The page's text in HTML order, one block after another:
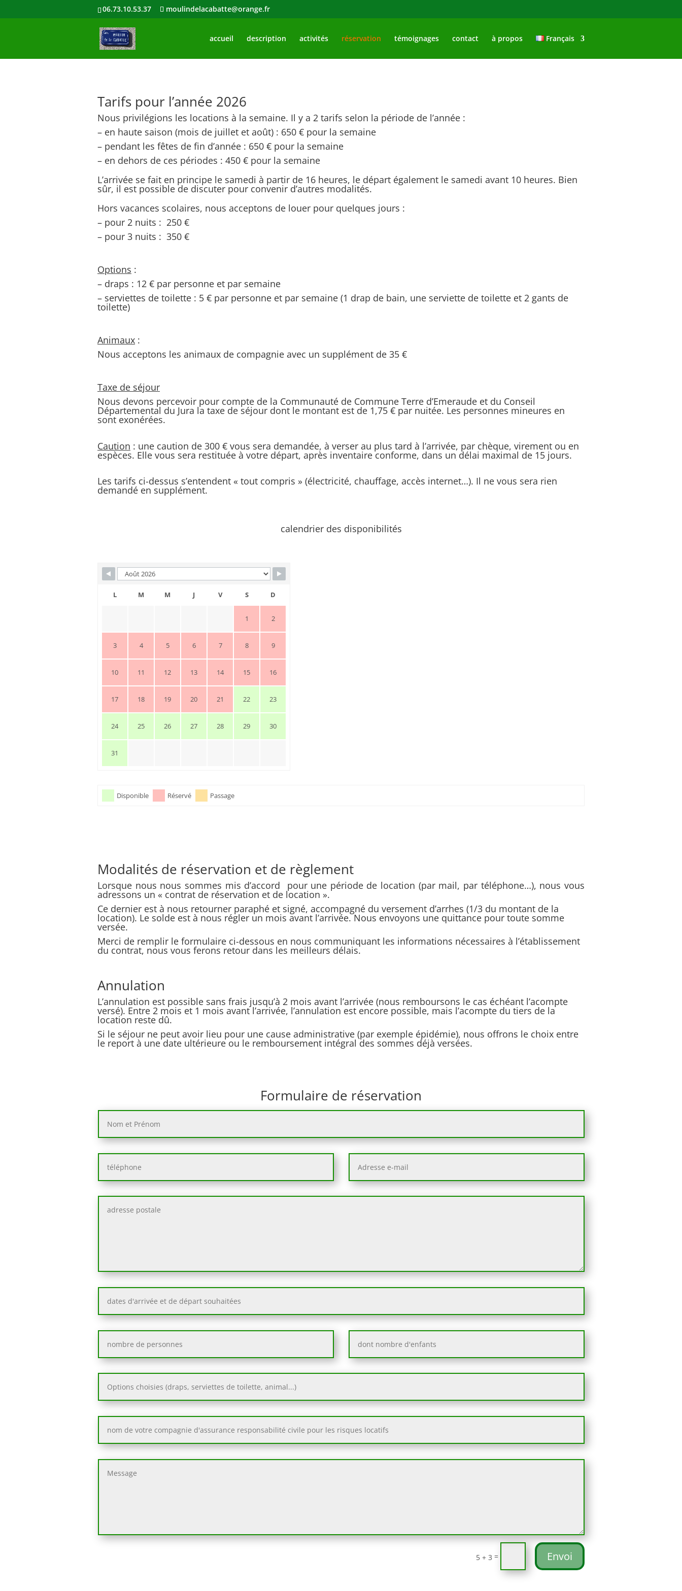
06.73.10.53.37 moulindelacabatte@orange.fr
accueil description activités réservation témoignages contact à propos Français
Tarifs pour l’année 2026
Nous privilégions les locations à la semaine. Il y a 2 tarifs selon la période de l’année :
– en haute saison (mois de juillet et août) : 650 € pour la semaine
– pendant les fêtes de fin d’année : 650 € pour la semaine
– en dehors de ces périodes : 450 € pour la semaine
L’arrivée se fait en principe le samedi à partir de 16 heures, le départ également le samedi avant 10 heures. Bien
sûr, il est possible de discuter pour convenir d’autres modalités.
Hors vacances scolaires, nous acceptons de louer pour quelques jours :
– pour 2 nuits : 250 €
– pour 3 nuits : 350 €
Options :
– draps : 12 € par personne et par semaine
– serviettes de toilette : 5 € par personne et par semaine (1 drap de bain, une serviette de toilette et 2 gants de
toilette)
Animaux :
Nous acceptons les animaux de compagnie avec un supplément de 35 €
Taxe de séjour
Nous devons percevoir pour compte de la Communauté de Commune Terre d’Emeraude et du Conseil
Départemental du Jura la taxe de séjour dont le montant est de 1,75 € par nuitée. Les personnes mineures en
sont exonérées.
Caution : une caution de 300 € vous sera demandée, à verser au plus tard à l’arrivée, par chèque, virement ou en
espèces. Elle vous sera restituée à votre départ, après inventaire conforme, dans un délai maximal de 15 jours.
Les tarifs ci-dessus s’entendent « tout compris » (électricité, chauffage, accès internet…). Il ne vous sera rien
demandé en supplément.
calendrier des disponibilités
L M M J V S D
1 2
3 4 5 6 7 8 9
10 11 12 13 14 15 16
17 18 19 20 21 22 23
24 25 26 27 28 29 30
31
Disponible Réservé Passage
Modalités de réservation et de règlement
Lorsque nous nous sommes mis d’accord pour une période de location (par mail, par téléphone…), nous vous
adressons un « contrat de réservation et de location ».
Ce dernier est à nous retourner paraphé et signé, accompagné du versement d’arrhes (1/3 du montant de la
location). Le solde est à nous régler un mois avant l’arrivée. Nous envoyons une quittance pour toute somme
versée.
Merci de remplir le formulaire ci-dessous en nous communiquant les informations nécessaires à l’établissement
du contrat, nous vous ferons retour dans les meilleurs délais.
Annulation
L’annulation est possible sans frais jusqu’à 2 mois avant l’arrivée (nous remboursons le cas échéant l’acompte
versé). Entre 2 mois et 1 mois avant l’arrivée, l’annulation est encore possible, mais l’acompte du tiers de la
location reste dû.
Si le séjour ne peut avoir lieu pour une cause administrative (par exemple épidémie), nous offrons le choix entre
le report à une date ultérieure ou le remboursement intégral des sommes déjà versées.
Formulaire de réservation
5 + 3 = Envoi